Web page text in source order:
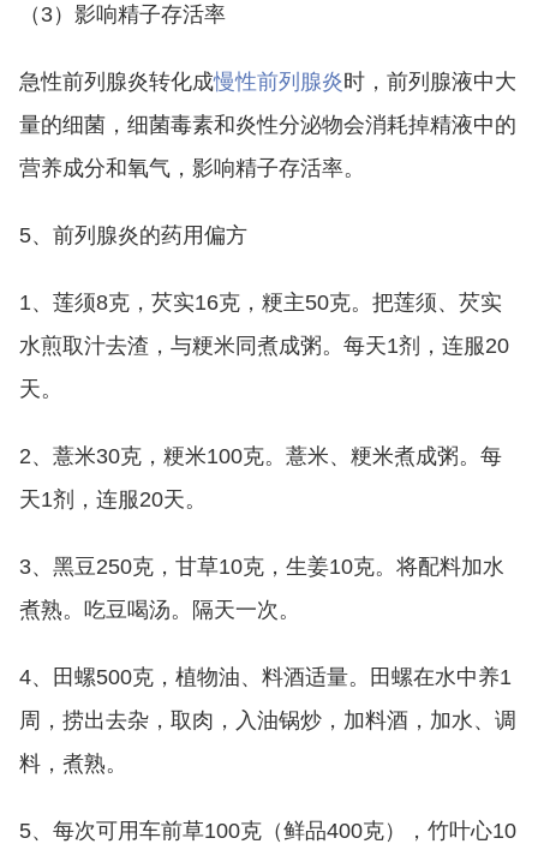
（3）影响精子存活率
急性前列腺炎转化成慢性前列腺炎时，前列腺液中大
量的细菌，细菌毒素和炎性分泌物会消耗掉精液中的
营养成分和氧气，影响精子存活率。
5、前列腺炎的药用偏方
1、莲须8克，芡实16克，粳主50克。把莲须、芡实
水煎取汁去渣，与粳米同煮成粥。每天1剂，连服20
天。
2、薏米30克，粳米100克。薏米、粳米煮成粥。每
天1剂，连服20天。
3、黑豆250克，甘草10克，生姜10克。将配料加水
煮熟。吃豆喝汤。隔天一次。
4、田螺500克，植物油、料酒适量。田螺在水中养1
周，捞出去杂，取肉，入油锅炒，加料酒，加水、调
料，煮熟。
5、每次可用车前草100克（鲜品400克），竹叶心10